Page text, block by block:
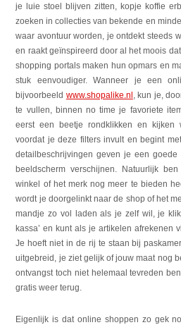
je luie stoel blijven zitten, kopje koffie
zoeken in collecties van bekende en
waar avontuur worden, je ontdekt steeds
en raakt geïnspireerd door al het moois
shopping portals maken hun opmars en
stuk eenvoudiger. Wanneer je een
bijvoorbeeld www.shopalike.nl, kun je,
te vullen, binnen no time je favoriete
eerst een beetje rondklikken en
voordat je deze filters invult en begint
detailbeschrijvingen geven je een
beeldscherm verschijnen. Natuurlijk
winkel of het merk nog meer te bieden
wordt je doorgelinkt naar de shop of het
mandje zo vol laden als je zelf wil, je
kassa’ en kunt als je artikelen afrekenen
Je hoeft niet in de rij te staan bij
uitgebreid, je ziet gelijk of jouw maat nog
ontvangst toch niet helemaal tevreden
gratis weer terug.
Eigenlijk is dat online shoppen zo gek